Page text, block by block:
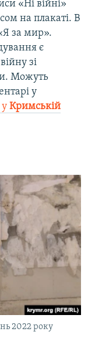
«Ні війні»
на плакаті. В
за мир».
є
зі
Можуть
у
Кримській
2022 року